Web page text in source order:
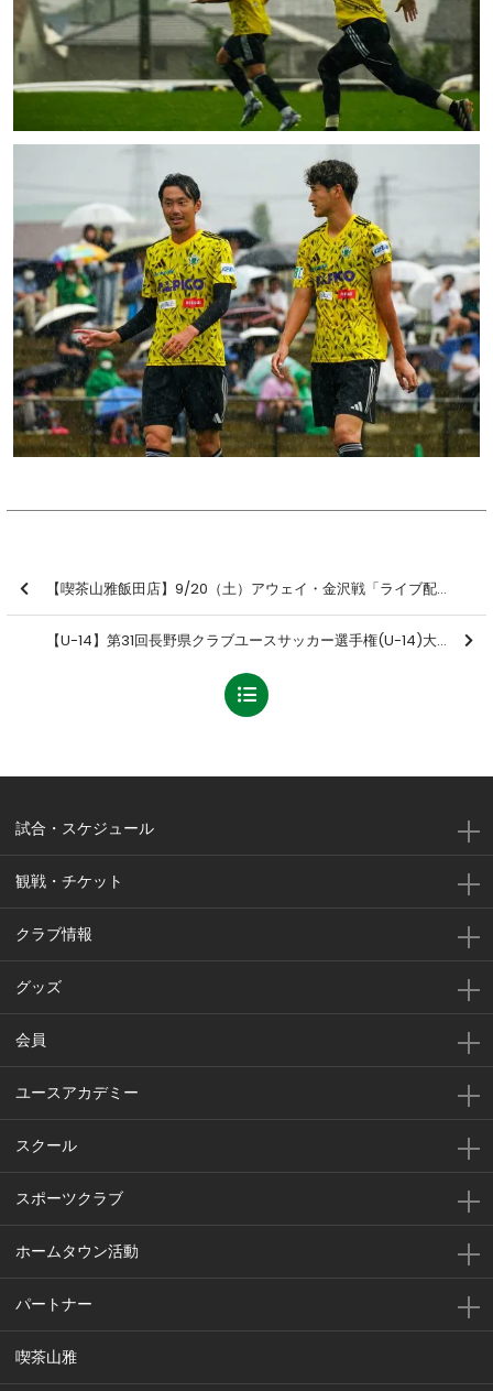
【喫茶山雅飯田店】9/20（土）アウェイ・金沢戦「ライブ配信イベント」開催のお知らせ
【U-14】第31回⻑野県クラブユースサッカー選⼿権(U-14)⼤会 兼 第19回北信越クラブユースサッカー選⼿権(U-14)⼤会 ⻑野県予選会 準決勝 結果のお知らせ
試合・スケジュール
観戦・チケット
クラブ情報
グッズ
会員
ユースアカデミー
スクール
スポーツクラブ
ホームタウン活動
パートナー
喫茶山雅